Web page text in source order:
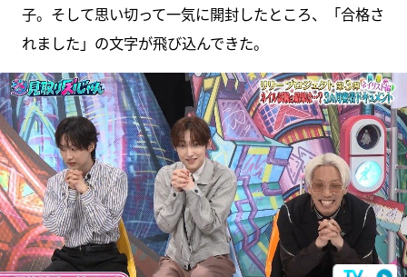
子。そして思い切って一気に開封したところ、「合格さ
れました」の文字が飛び込んできた。